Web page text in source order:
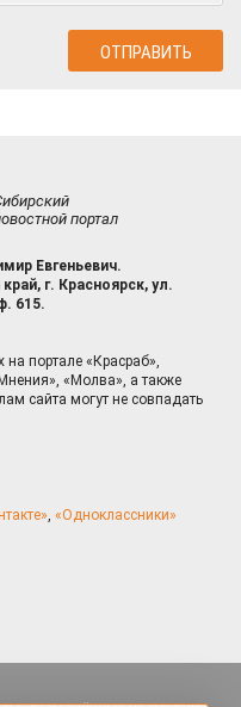
портал
Евгеньевич.
г. Красноярск, ул.
615.
портале «Красраб»,
«Молва», а также
сайта могут не совпадать
, «Одноклассники»
согласие на